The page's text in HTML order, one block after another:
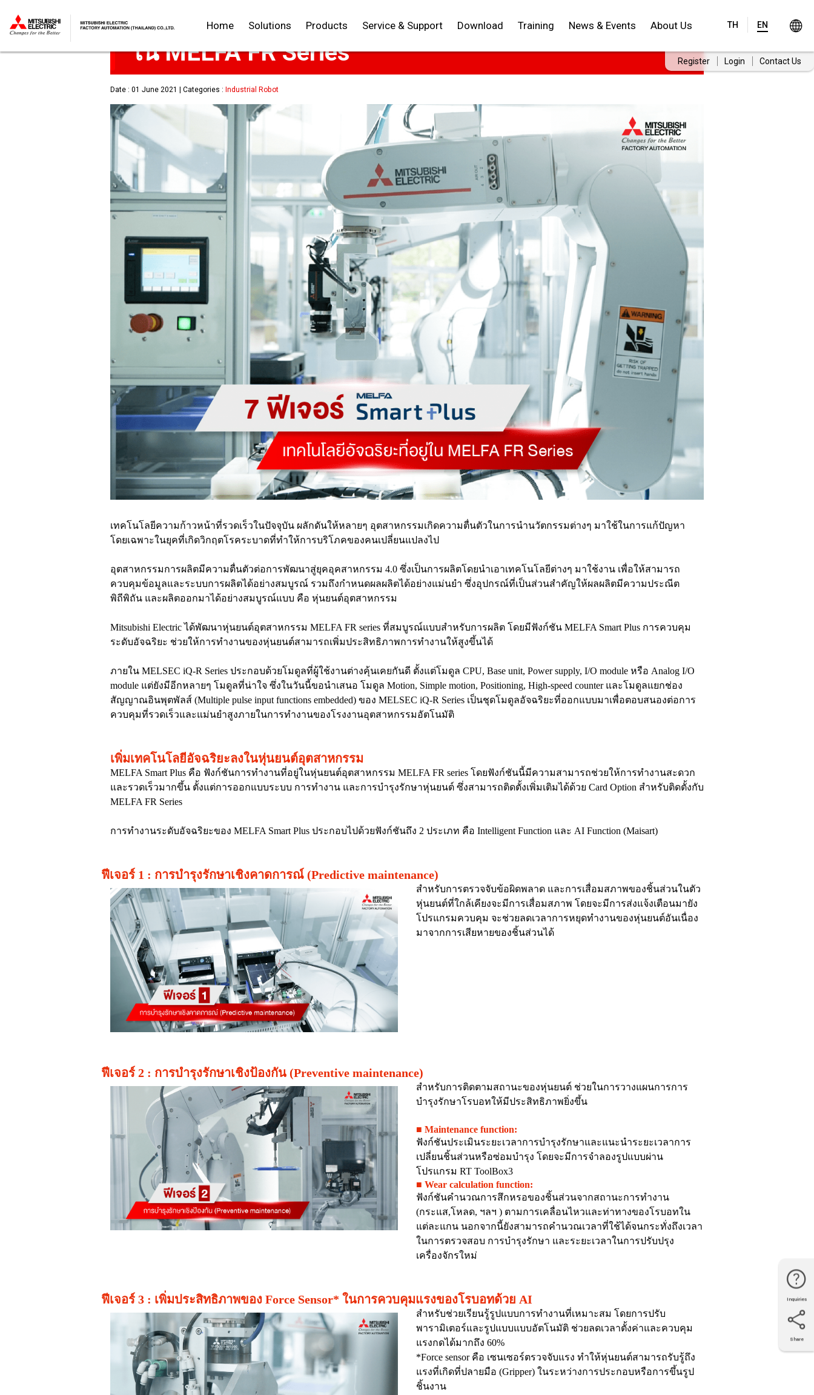
Thailand TH EN TH EN
Home Solutions Products Service & Support Download Training News & Events About Us
Register Login Contact Us
Inquiries
Share
7 ฟีเจอร์ MELFA Smart Plus เทคโนโลยีอัจฉริยะที่อยู่
ใน MELFA FR Series
Date : 01 June 2021 | Categories : Industrial Robot
เทคโนโลยีความก้าวหน้าที่รวดเร็วในปัจจุบัน ผลักดันให้หลายๆ อุตสาหกรรมเกิดความตื่นตัวในการนำนวัตกรรมต่างๆ มาใช้ในการแก้ปัญหา
โดยเฉพาะในยุคที่เกิดวิกฤตโรคระบาดที่ทำให้การบริโภคของคนเปลี่ยนแปลงไป
อุตสาหกรรมการผลิตมีความตื่นตัวต่อการพัฒนาสู่ยุคอุคสาหกรรม 4.0 ซึ่งเป็นการผลิตโดยนำเอาเทคโนโลยีต่างๆ มาใช้งาน เพื่อให้สามารถ
ควบคุมข้อมูลและระบบการผลิตได้อย่างสมบูรณ์ รวมถึงกำหนดผลผลิตได้อย่างแม่นยำ ซึ่งอุปกรณ์ที่เป็นส่วนสำคัญให้ผลผลิตมีความประณีต
พิถีพิถัน และผลิตออกมาได้อย่างสมบูรณ์แบบ คือ หุ่นยนต์อุตสาหกรรม
Mitsubishi Electric ได้พัฒนาหุ่นยนต์อุตสาหกรรม MELFA FR series ที่สมบูรณ์แบบสำหรับการผลิต โดยมีฟังก์ชัน MELFA Smart Plus การควบคุม
ระดับอัจฉริยะ ช่วยให้การทำงานของหุ่นยนต์สามารถเพิ่มประสิทธิภาพการทำงานให้สูงขึ้นได้
ภายใน MELSEC iQ-R Series ประกอบด้วยโมดูลที่ผู้ใช้งานต่างคุ้นเคยกันดี ตั้งแต่โมดูล CPU, Base unit, Power supply, I/O module หรือ Analog I/O
module แต่ยังมีอีกหลายๆ โมดูลที่น่าใจ ซึ่งในวันนี้ขอนำเสนอ โมดูล Motion, Simple motion, Positioning, High-speed counter และโมดูลแยกช่อง
สัญญาณอินพุตพัลส์ (Multiple pulse input functions embedded) ของ MELSEC iQ-R Series เป็นชุดโมดูลอัจฉริยะที่ออกแบบมาเพื่อตอบสนองต่อการ
ควบคุมที่รวดเร็วและแม่นยำสูงภายในการทำงานของโรงงานอุตสาหกรรมอัตโนมัติ
เพิ่มเทคโนโลยีอัจฉริยะลงในหุ่นยนต์อุตสาหกรรม
MELFA Smart Plus คือ ฟังก์ชันการทำงานที่อยู่ในหุ่นยนต์อุตสาหกรรม MELFA FR series โดยฟังก์ชันนี้มีความสามารถช่วยให้การทำงานสะดวก
และรวดเร็วมากขึ้น ตั้งแต่การออกแบบระบบ การทำงาน และการบำรุงรักษาหุ่นยนต์ ซึ่งสามารถติดตั้งเพิ่มเติมได้ด้วย Card Option สำหรับติดตั้งกับ
MELFA FR Series
การทำงานระดับอัจฉริยะของ MELFA Smart Plus ประกอบไปด้วยฟังก์ชันถึง 2 ประเภท คือ Intelligent Function และ AI Function (Maisart)
ฟีเจอร์ 1 : การบำรุงรักษาเชิงคาดการณ์ (Predictive maintenance)
สำหรับการตรวจจับข้อผิดพลาด และการเสื่อมสภาพของชิ้นส่วนในตัว
หุ่นยนต์ที่ใกล้เคียงจะมีการเสื่อมสภาพ โดยจะมีการส่งแจ้งเตือนมายัง
โปรแกรมควบคุม จะช่วยลดเวลาการหยุดทำงานของหุ่นยนต์อันเนื่อง
มาจากการเสียหายของชิ้นส่วนได้
ฟีเจอร์ 2 : การบำรุงรักษาเชิงป้องกัน (Preventive maintenance)
สำหรับการติดตามสถานะของหุ่นยนต์ ช่วยในการวางแผนการการ
บำรุงรักษาโรบอทให้มีประสิทธิภาพยิ่งขึ้น
■ Maintenance function:
ฟังก์ชันประเมินระยะเวลาการบำรุงรักษาและแนะนำระยะเวลาการ
เปลี่ยนชิ้นส่วนหรือซ่อมบำรุง โดยจะมีการจำลองรูปแบบผ่าน
โปรแกรม RT ToolBox3
■ Wear calculation function:
ฟังก์ชันคำนวณการสึกหรอของชิ้นส่วนจากสถานะการทำงาน
(กระแส,โหลด, ฯลฯ ) ตามการเคลื่อนไหวและท่าทางของโรบอทใน
แต่ละแกน นอกจากนี้ยังสามารถคำนวณเวลาที่ใช้ได้จนกระทั่งถึงเวลา
ในการตรวจสอบ การบำรุงรักษา และระยะเวลาในการปรับปรุง
เครื่องจักรใหม่
ฟีเจอร์ 3 : เพิ่มประสิทธิภาพของ Force Sensor* ในการควบคุมแรงของโรบอทด้วย AI
สำหรับช่วยเรียนรู้รูปแบบการทำงานที่เหมาะสม โดยการปรับ
พารามิเตอร์และรูปแบบแบบอัตโนมัติ ช่วยลดเวลาตั้งค่าและควบคุม
แรงกดได้มากถึง 60%
*Force sensor คือ เซนเซอร์ตรวจจับแรง ทำให้หุ่นยนต์สามารถรับรู้ถึง
แรงที่เกิดที่ปลายมือ (Gripper) ในระหว่างการประกอบหรือการขึ้นรูป
ชิ้นงาน